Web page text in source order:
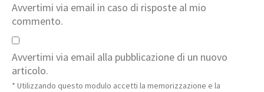
Avvertimi via email in caso di risposte al mio
commento.
Avvertimi via email alla pubblicazione di un nuovo
articolo.
* Utilizzando questo modulo accetti la memorizzazione e la